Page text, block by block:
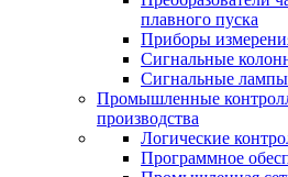
плавного пуска
Приборы
Сигнальные
Сигнальные
Промышленные
производства
Логические
Программное